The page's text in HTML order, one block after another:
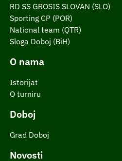
RD SS GROSIS SLOVAN (SLO)
Sporting CP (POR)
National team (QTR)
Sloga Doboj (BiH)
O nama
Istorijat
O turniru
Doboj
Grad Doboj
Novosti